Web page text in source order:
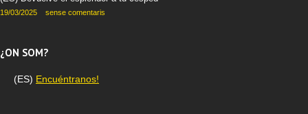
19/03/2025 sense comentaris
¿ON SOM?
(ES) Encuéntranos!